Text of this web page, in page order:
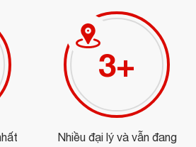
3+
Nhiều đại lý và vẫn đang